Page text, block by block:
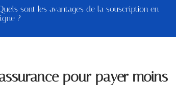
sont les avantages de la souscription en
?
pour payer moins